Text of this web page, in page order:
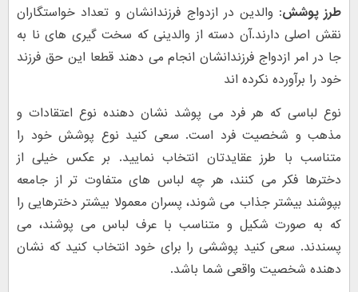
طرز پوشش: والدین در ازدواج فرزندانشان و تعداد خواستگاران
نقش اصلی دارند.آن دسته از والدینی که سخت گیری های نا به
جا در امر ازدواج فرزندانشان انجام می دهند قطعا این حق فرزند
خود را برآورده نکرده اند
نوع لباسی که هر فرد می پوشد نشان دهنده نوع اعتقادات و
مذهب و شخصیت فرد است. سعی کنید نوع پوشش خود را
متناسب با طرز عقایدتان انتخاب نمایید. بر عکس خیلی از
دخترها فکر می کنند، هر چه لباس های متفاوت تر از جامعه
بپوشند بیشتر جذاب می شوند، پسران معمولا بیشتر دخترهایی را
که به صورت شکیل و متناسب با عرف لباس می پوشند، می
پسندند. سعی کنید پوششی را برای خود انتخاب کنید که نشان
دهنده شخصیت واقعی شما باشد.